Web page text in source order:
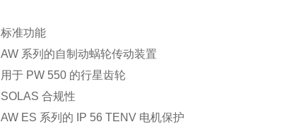
标准功能
AW 系列的自制动蜗轮传动装置
用于 PW 550 的行星齿轮
SOLAS 合规性
AW ES 系列的 IP 56 TENV 电机保护